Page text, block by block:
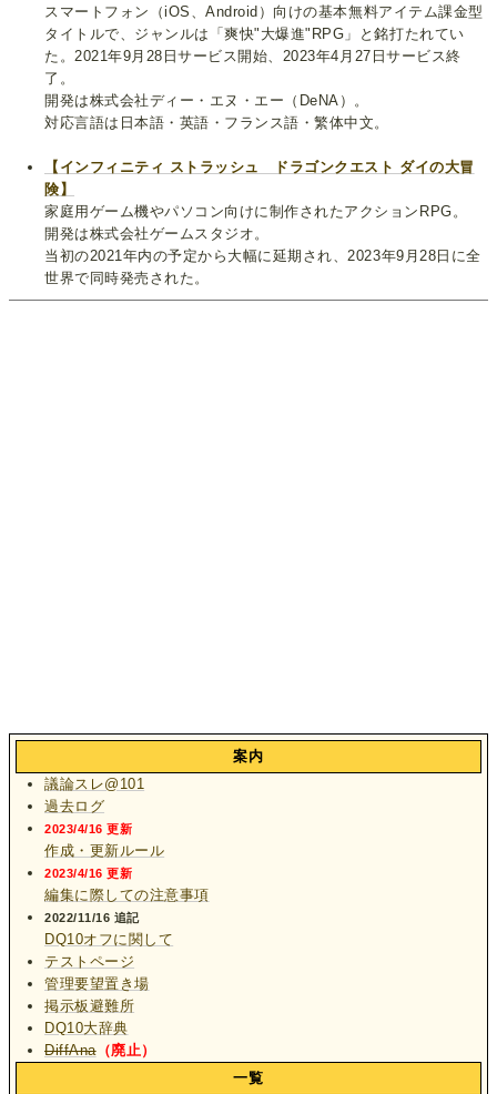
スマートフォン（iOS、Android）向けの基本無料アイテム課金型
タイトルで、ジャンルは「爽快"大爆進"RPG」と銘打たれてい
た。2021年9月28日サービス開始、2023年4月27日サービス終
了。
開発は株式会社ディー・エヌ・エー（DeNA）。
対応言語は日本語・英語・フランス語・繁体中文。
【インフィニティ ストラッシュ ドラゴンクエスト ダイの大冒
険】
家庭用ゲーム機やパソコン向けに制作されたアクションRPG。
開発は株式会社ゲームスタジオ。
当初の2021年内の予定から大幅に延期され、2023年9月28日に全
世界で同時発売された。
案内
議論スレ@101
過去ログ
2023/4/16 更新
作成・更新ルール
2023/4/16 更新
編集に際しての注意事項
2022/11/16 追記
DQ10オフに関して
テストページ
管理要望置き場
掲示板避難所
DQ10大辞典
DiffAna（廃止）
一覧